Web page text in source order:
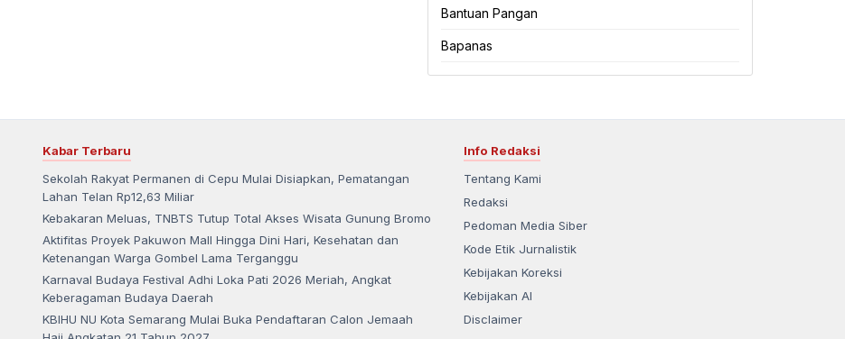
Bantuan Pangan
Bapanas
Kabar Terbaru
Sekolah Rakyat Permanen di Cepu Mulai Disiapkan, Pematangan
Lahan Telan Rp12,63 Miliar
Kebakaran Meluas, TNBTS Tutup Total Akses Wisata Gunung Bromo
Aktifitas Proyek Pakuwon Mall Hingga Dini Hari, Kesehatan dan
Ketenangan Warga Gombel Lama Terganggu
Karnaval Budaya Festival Adhi Loka Pati 2026 Meriah, Angkat
Keberagaman Budaya Daerah
KBIHU NU Kota Semarang Mulai Buka Pendaftaran Calon Jemaah
Info Redaksi
Tentang Kami
Redaksi
Pedoman Media Siber
Kode Etik Jurnalistik
Kebijakan Koreksi
Kebijakan AI
Disclaimer